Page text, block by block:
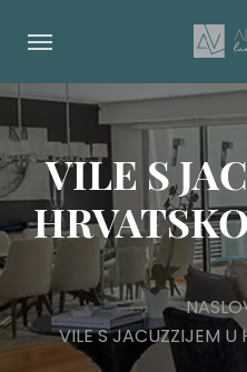
VILE S
VILE S JACUZZIJEM